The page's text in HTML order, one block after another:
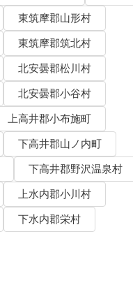
東筑摩郡山形村
東筑摩郡筑北村
北安曇郡松川村
北安曇郡小谷村
上高井郡小布施町
下高井郡山ノ内町
下高井郡野沢温泉村
上水内郡小川村
下水内郡栄村